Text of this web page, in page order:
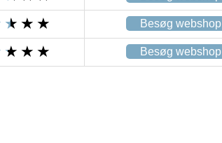
Besøg webshop
Besøg webshop